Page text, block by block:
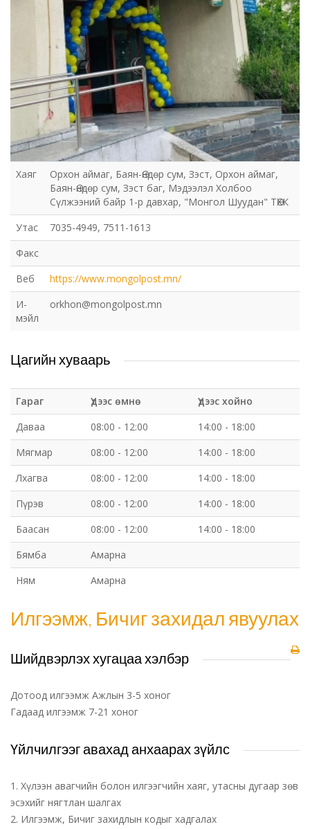
Хаяг
Орхон аймаг, Баян-Өндөр сум, Зэст, Орхон аймаг,
Баян-Өндөр сум, Зэст баг, Мэдээлэл Холбоо
Сүлжээний байр 1-р давхар, "Монгол Шуудан" ТӨХК
Утас
7035-4949, 7511-1613
Факс
Веб
https://www.mongolpost.mn/
И-
мэйл
orkhon@mongolpost.mn
Цагийн хуваарь
Гараг Үдээс өмнө
Үдээс хойно
Даваа
08:00 - 12:00
14:00 - 18:00
Мягмар
08:00 - 12:00
14:00 - 18:00
Лхагва
08:00 - 12:00
14:00 - 18:00
Пүрэв
08:00 - 12:00
14:00 - 18:00
Баасан
08:00 - 12:00
14:00 - 18:00
Бямба
Амарна
Ням
Амарна
Илгээмж, Бичиг захидал явуулах
Шийдвэрлэх хугацаа хэлбэр
Дотоод илгээмж Ажлын 3-5 хоног
Гадаад илгээмж 7-21 хоног
Үйлчилгээг авахад анхаарах зүйлс
1. Хүлээн авагчийн болон илгээгчийн хаяг, утасны дугаар зөв
эсэхийг нягтлан шалгах
2. Илгээмж, Бичиг захидлын кодыг хадгалах